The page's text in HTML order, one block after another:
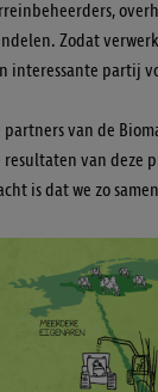
Zodat
interessante partij
partners van de
resultaten van deze
is dat we zo